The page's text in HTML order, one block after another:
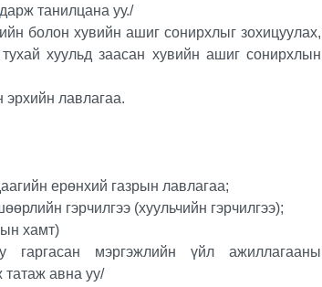
дарж танилцана уу./
болон хувийн ашиг сонирхлыг зохицуулах,
хуульд заасан хувийн ашиг сонирхлын
эрхийн лавлагаа.
ерөнхий газрын лавлагаа;
гэрчилгээ (хуульчийн гэрчилгээ);
хамт)
гаргасан мэргэжлийн үйл ажиллагааны
татаж авна уу/